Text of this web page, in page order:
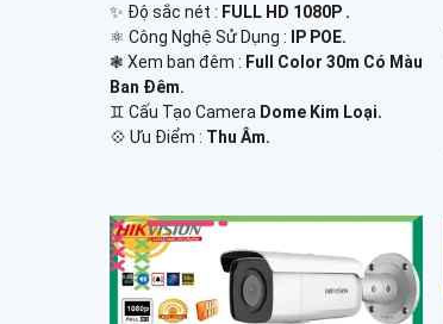
✨ Độ sắc nét : FULL HD 1080P .
⚛️ Công Nghệ Sử Dụng :
IP POE.
❃ Xem ban đêm : Full Color 30m Có Màu
Ban Đêm.
♊ Cấu Tạo Camera Dome Kim Loại.
️💠 Ưu Điểm : Thu Âm.